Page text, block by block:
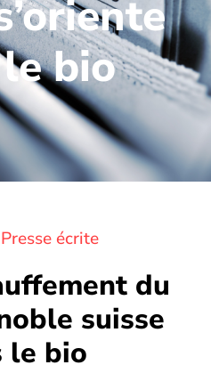
bio
Presse écrite
du
suisse
le bio